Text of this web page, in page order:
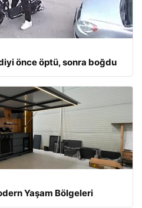
önce öptü, sonra boğdu
Yaşam Bölgeleri